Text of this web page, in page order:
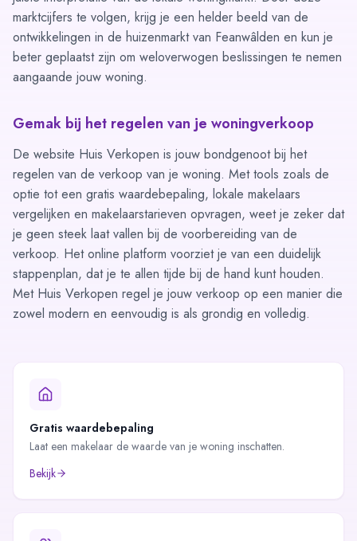
marktcijfers te volgen, krijg je een helder beeld van de
ontwikkelingen in de huizenmarkt van Feanwâlden en kun je
beter geplaatst zijn om weloverwogen beslissingen te nemen
aangaande jouw woning.
Gemak bij het regelen van je woningverkoop
De website Huis Verkopen is jouw bondgenoot bij het
regelen van de verkoop van je woning. Met tools zoals de
optie tot een gratis waardebepaling, lokale makelaars
vergelijken en makelaarstarieven opvragen, weet je zeker dat
je geen steek laat vallen bij de voorbereiding van de
verkoop. Het online platform voorziet je van een duidelijk
stappenplan, dat je te allen tijde bij de hand kunt houden.
Met Huis Verkopen regel je jouw verkoop op een manier die
zowel modern en eenvoudig is als grondig en volledig.
Gratis waardebepaling
Laat een makelaar de waarde van je woning inschatten.
Bekijk